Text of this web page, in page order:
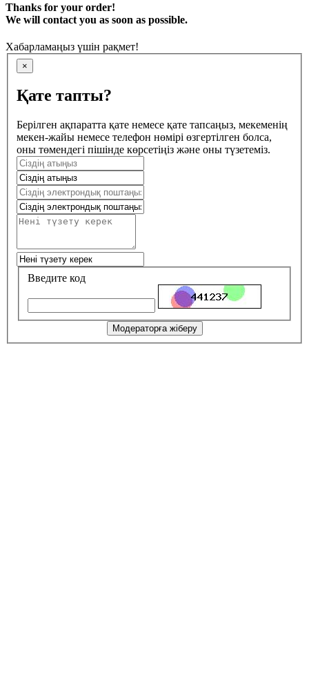
Thanks for your order!
We will contact you as soon as possible.
Хабарламаңыз үшін рақмет!
×
Қате тапты?
Берілген ақпаратта қате немесе қате тапсаңыз, мекеменің
мекен-жайы немесе телефон нөмірі өзгертілген болса,
оны төмендегі пішінде көрсетіңіз және оны түзетеміз.
Введите код
Модераторға жіберу